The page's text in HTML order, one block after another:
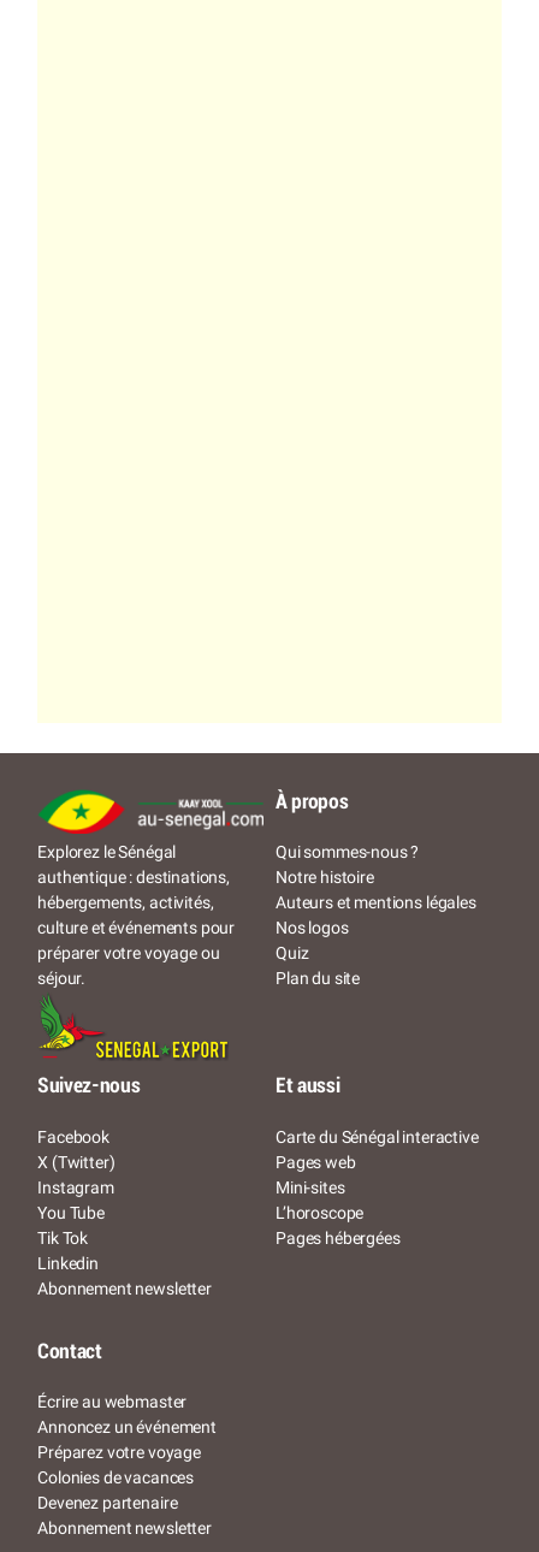
Explorez le Sénégal
authentique : destinations,
hébergements, activités,
culture et événements pour
préparer votre voyage ou
séjour.
À propos
Qui sommes-nous ?
Notre histoire
Auteurs et mentions légales
Nos logos
Quiz
Plan du site
Suivez-nous
Facebook
X (Twitter)
Instagram
You Tube
Tik Tok
Linkedin
Abonnement newsletter
Et aussi
Carte du Sénégal interactive
Pages web
Mini-sites
L’horoscope
Pages hébergées
Contact
Écrire au webmaster
Annoncez un événement
Préparez votre voyage
Colonies de vacances
Devenez partenaire
Abonnement newsletter